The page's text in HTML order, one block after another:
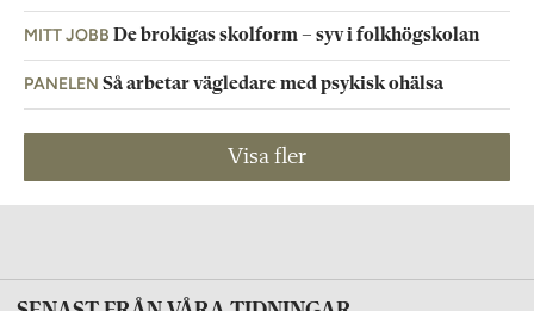
MITT JOBB De brokigas skolform – syv i folkhögskolan
PANELEN Så arbetar vägledare med psykisk ohälsa
Visa fler